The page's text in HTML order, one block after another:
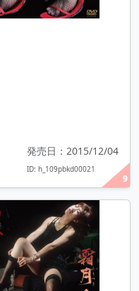
9
発売日：2015/12/04
ID: h_109pbkd00021